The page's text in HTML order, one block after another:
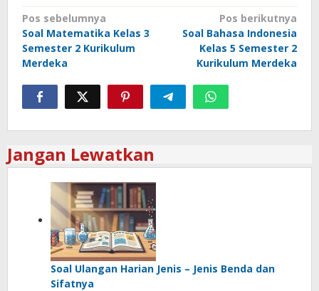
Navigasi
pos
Pos sebelumnya
Soal Matematika Kelas 3
Semester 2 Kurikulum
Merdeka
Pos berikutnya
Soal Bahasa Indonesia
Kelas 5 Semester 2
Kurikulum Merdeka
Jangan Lewatkan
Soal Ulangan Harian Jenis – Jenis Benda dan
Sifatnya